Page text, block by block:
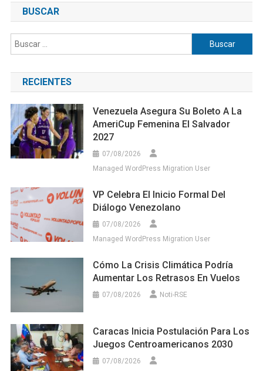
BUSCAR
Buscar:
RECIENTES
Venezuela Asegura Su Boleto A La
AmeriCup Femenina El Salvador
2027
07/08/2026
Managed WordPress Migration User
VP Celebra El Inicio Formal Del
Diálogo Venezolano
07/08/2026
Managed WordPress Migration User
Cómo La Crisis Climática Podría
Aumentar Los Retrasos En Vuelos
07/08/2026 Noti-RSE
Caracas Inicia Postulación Para Los
Juegos Centroamericanos 2030
07/08/2026